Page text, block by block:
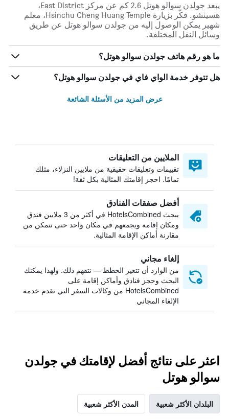
يبعد جولدن سوالو هوتل 2.6 كم عن مركز East District،
هسينشو. فكّر بزيارة Hsinchu Cheng Huang Temple، معلم
شهير يمكن الوصول إليه من جولدن سوالو هوتل عن طريق
وسائل النقل المختلفة.
ما هو رقم هاتف جولدن سوالو هوتل؟
هل تتوفر خدمة الواي فاي في جولدن سوالو هوتل؟
عرض المزيد من الأسئلة الشائعة
الملايين من التعليقات
تقييمات وتعليقات حقيقية من ملايين النزلاء، مثلك
تمامًا. احجز إقامتك المثالية بكل ثقة!
أفضل صفقات الفنادق
يبحث HotelsCombined في أكثر من 3 ملايين فندق
ومكان إقامة ويجمعهم في مكان واحد حتى تتمكن من
مقارنة أماكن الإقامة المثالية.
إلغاء مجاني
من الوارد أن تتغير الخطط — نتفهم ذلك. ولهذا يمكنك
البحث وحجز فنادق وأماكن إقامة على
HotelsCombined من وكالات السفر التي تقدم خدمة
الإلغاء المجاني
اعثر على نتائج أفضل لإقامتك في جولدن
سوالو هوتل
البلدان الأكثر شعبية المدن الأكثر شعبية